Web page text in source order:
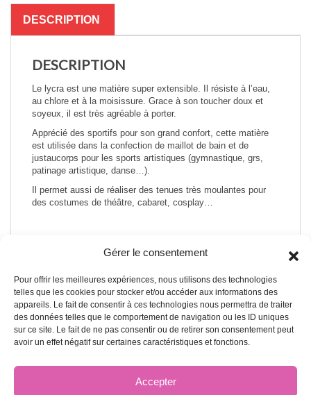
Gérer le consentement
Pour offrir les meilleures expériences, nous utilisons des technologies
telles que les cookies pour stocker et/ou accéder aux informations des
appareils. Le fait de consentir à ces technologies nous permettra de traiter
des données telles que le comportement de navigation ou les ID uniques
sur ce site. Le fait de ne pas consentir ou de retirer son consentement peut
avoir un effet négatif sur certaines caractéristiques et fonctions.
Accepter
DESCRIPTION
DESCRIPTION
Le lycra est une matière super extensible. Il résiste à l’eau,
au chlore et à la moisissure. Grace à son toucher doux et
soyeux, il est très agréable à porter.
Apprécié des sportifs pour son grand confort, cette matière
est utilisée dans la confection de maillot de bain et de
justaucorps pour les sports artistiques (gymnastique, grs,
patinage artistique, danse…).
Il permet aussi de réaliser des tenues très moulantes pour
des costumes de théâtre, cabaret, cosplay…
A PROPOS DE NOUS
A propos
Blog